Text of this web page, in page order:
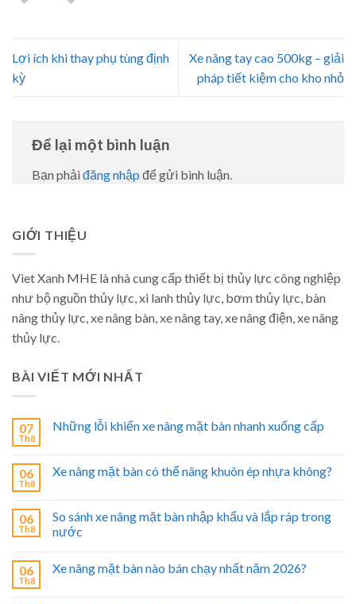
Lợi ích khi thay phụ tùng định
kỳ
Xe nâng tay cao 500kg – giải
pháp tiết kiệm cho kho nhỏ
Để lại một bình luận
Bạn phải đăng nhập để gửi bình luận.
GIỚI THIỆU
Viet Xanh MHE là nhà cung cấp thiết bị thủy lực công nghiệp
như bộ nguồn thủy lực, xi lanh thủy lực, bơm thủy lực, bàn
nâng thủy lực, xe nâng bàn, xe nâng tay, xe nâng điện, xe nâng
thủy lực.
BÀI VIẾT MỚI NHẤT
07
Th8
Những lỗi khiến xe nâng mặt bàn nhanh xuống cấp
06
Th8
Xe nâng mặt bàn có thể nâng khuôn ép nhựa không?
06
Th8
So sánh xe nâng mặt bàn nhập khẩu và lắp ráp trong
nước
06
Th8
Xe nâng mặt bàn nào bán chạy nhất năm 2026?